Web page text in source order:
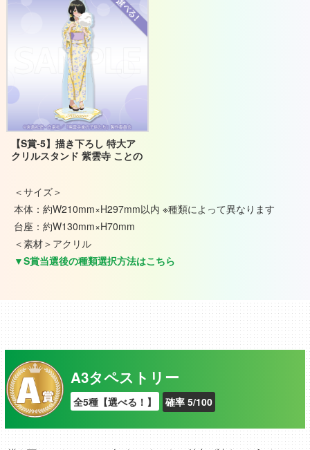
【S賞‐5】描き下ろし 特大ア
クリルスタンド 紫雲寺 ことの
＜サイズ＞
本体：約W210mm×H297mm以内 ※種類によって異なります
台座：約W130mm×H70mm
＜素材＞アクリル
▼S賞当選後の種類選択方法はこちら
A3タペストリー
全5種【選べる！】 確率 5/100